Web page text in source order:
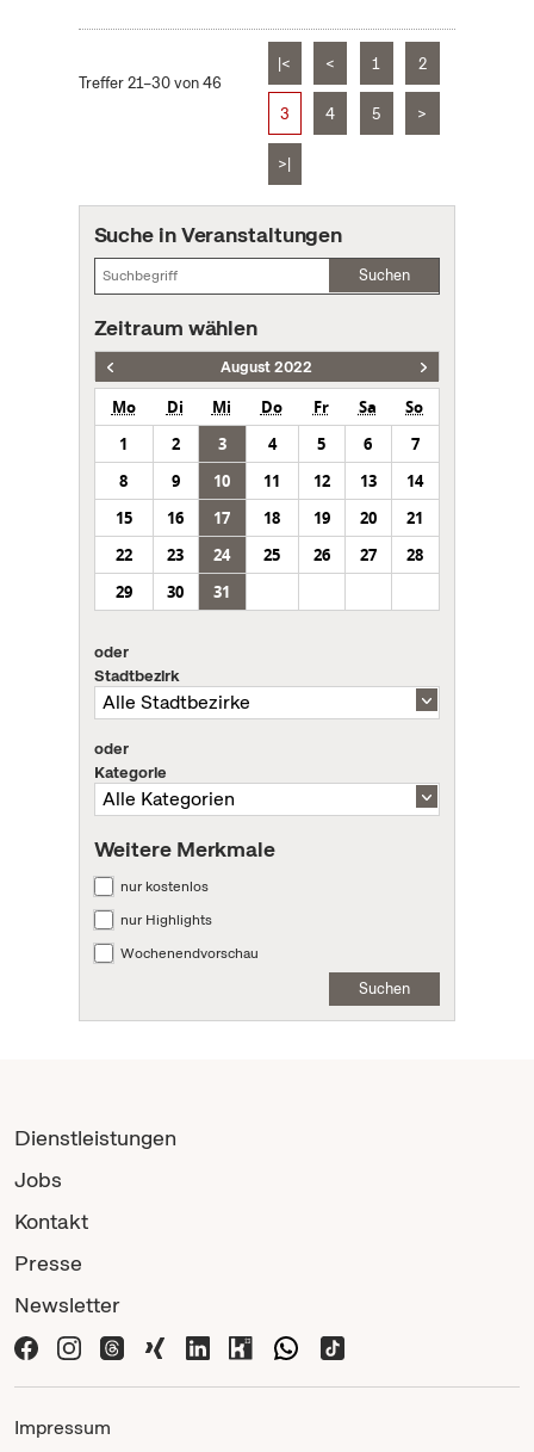
Treffer 21–30 von 46
|< < 1 2
3 4 5 >
>|
Suche in Veranstaltungen
Suchen
Zeitraum wählen
August 2022
Mo Di Mi Do Fr Sa
So
1
2 3 4 5 6
7
8
9 10 11 12 13
14
15
16 17 18 19 20
21
22
23 24 25 26 27
28
29
30 31
oder
Stadtbezirk
oder
Kategorie
Weitere Merkmale
nur kostenlos
nur Highlights
Wochenendvorschau
Suchen
Dienstleistungen
Jobs
Kontakt
Presse
Newsletter
Impressum